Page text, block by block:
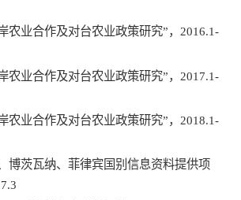
业合作及对台农业政策研究”，2016.1-
业合作及对台农业政策研究”，2017.1-
业合作及对台农业政策研究”，2018.1-
茨瓦纳、菲律宾国别信息资料提供项